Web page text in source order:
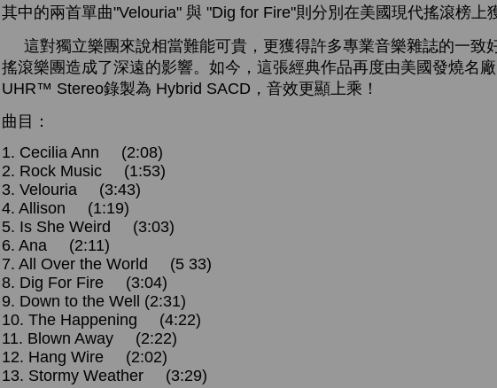
其中的兩首單曲"Velouria" 與 "Dig for Fire"則分別在美國現代搖滾榜上
這對獨立樂團來說相當難能可貴，更獲得許多專業音樂雜誌的一致
搖滾樂團造成了深遠的影響。如今，這張經典作品再度由美國發燒名
UHR™ Stereo錄製為 Hybrid SACD，音效更顯上乘！
曲目：
1. Cecilia Ann (2:08)
2. Rock Music (1:53)
3. Velouria (3:43)
4. Allison (1:19)
5. Is She Weird (3:03)
6. Ana (2:11)
7. All Over the World (5 33)
8. Dig For Fire (3:04)
9. Down to the Well (2:31)
10. The Happening (4:22)
11. Blown Away (2:22)
12. Hang Wire (2:02)
13. Stormy Weather (3:29)